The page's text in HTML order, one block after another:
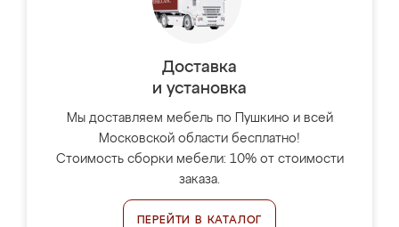
Доставка
и установка
Мы доставляем мебель по Пушкино и всей
Московской области бесплатно!
Стоимость сборки мебели: 10% от стоимости
заказа.
ПЕРЕЙТИ В КАТАЛОГ